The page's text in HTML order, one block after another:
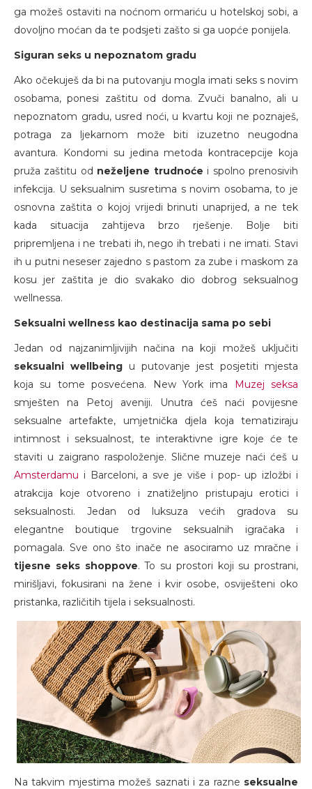
ga možeš ostaviti na noćnom ormariću u hotelskoj sobi, a
dovoljno moćan da te podsjeti zašto si ga uopće ponijela.
Siguran seks u nepoznatom gradu
Ako očekuješ da bi na putovanju mogla imati seks s novim
osobama, ponesi zaštitu od doma. Zvuči banalno, ali u
nepoznatom gradu, usred noći, u kvartu koji ne poznaješ,
potraga za ljekarnom može biti izuzetno neugodna
avantura. Kondomi su jedina metoda kontracepcije koja
pruža zaštitu od neželjene trudnoće i spolno prenosivih
infekcija. U seksualnim susretima s novim osobama, to je
osnovna zaštita o kojoj vrijedi brinuti unaprijed, a ne tek
kada situacija zahtijeva brzo rješenje. Bolje biti
pripremljena i ne trebati ih, nego ih trebati i ne imati. Stavi
ih u putni neseser zajedno s pastom za zube i maskom za
kosu jer zaštita je dio svakako dio dobrog seksualnog
wellnessa.
Seksualni wellness kao destinacija sama po sebi
Jedan od najzanimljivijih načina na koji možeš uključiti
seksualni wellbeing u putovanje jest posjetiti mjesta
koja su tome posvećena. New York ima Muzej seksa
smješten na Petoj aveniji. Unutra ćeš naći povijesne
seksualne artefakte, umjetnička djela koja tematiziraju
intimnost i seksualnost, te interaktivne igre koje će te
staviti u zaigrano raspoloženje. Slične muzeje naći ćeš u
Amsterdamu i Barceloni, a sve je više i pop- up izložbi i
atrakcija koje otvoreno i znatiželjno pristupaju erotici i
seksualnosti. Jedan od luksuza većih gradova su
elegantne boutique trgovine seksualnih igračaka i
pomagala. Sve ono što inače ne asociramo uz mračne i
tijesne seks shoppove. To su prostori koji su prostrani,
mirišljavi, fokusirani na žene i kvir osobe, osviješteni oko
pristanka, različitih tijela i seksualnosti.
Na takvim mjestima možeš saznati i za razne seksualne